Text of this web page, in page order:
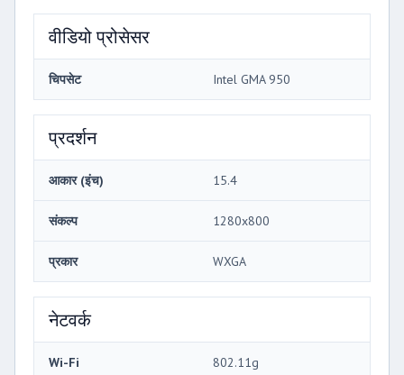
वीडियो प्रोसेसर
चिपसेट Intel GMA 950
प्रदर्शन
आकार (इंच) 15.4
संकल्प 1280x800
प्रकार WXGA
नेटवर्क
Wi-Fi 802.11g